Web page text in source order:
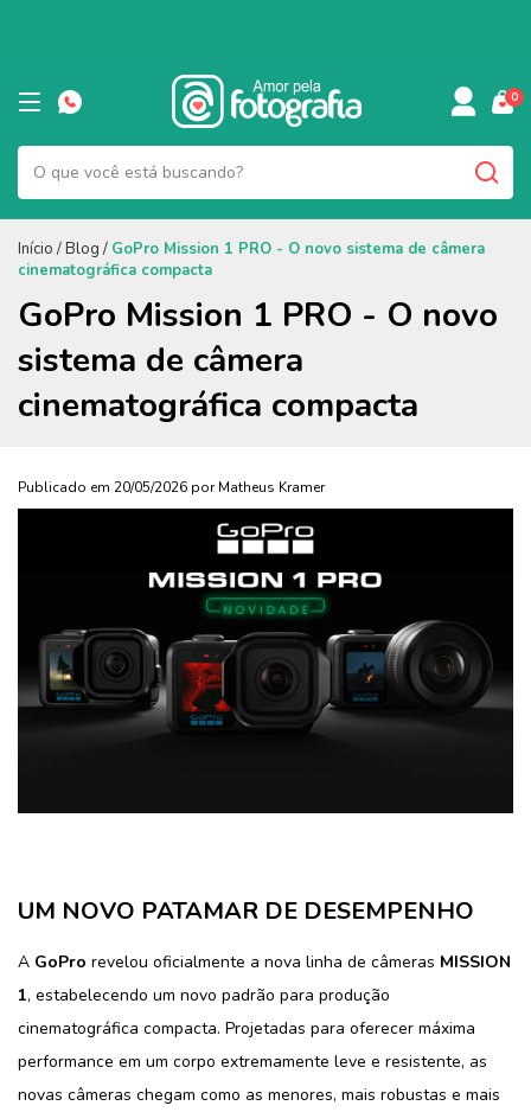
0
Início /Blog / GoPro Mission 1 PRO - O novo sistema de câmera
cinematográfica compacta
GoPro Mission 1 PRO - O novo
sistema de câmera
cinematográfica compacta
Publicado em 20/05/2026 por Matheus Kramer
UM NOVO PATAMAR DE DESEMPENHO
A GoPro revelou oficialmente a nova linha de câmeras MISSION
1, estabelecendo um novo padrão para produção
cinematográfica compacta. Projetadas para oferecer máxima
performance em um corpo extremamente leve e resistente, as
novas câmeras chegam como as menores, mais robustas e mais